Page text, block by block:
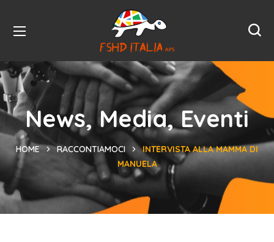
News, Media, Eventi
HOME RACCONTIAMOCI
INTERVISTA ALLA MAMMA DI
MANUELA